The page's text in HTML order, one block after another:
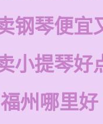
钢琴便宜
小提琴好
州哪里好